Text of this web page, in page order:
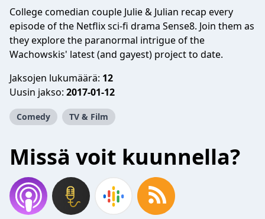
College comedian couple Julie & Julian recap every
episode of the Netflix sci-fi drama Sense8. Join them as
they explore the paranormal intrigue of the
Wachowskis' latest (and gayest) project to date.
Jaksojen lukumäärä: 12
Uusin jakso: 2017-01-12
Comedy TV & Film
Missä voit kuunnella?